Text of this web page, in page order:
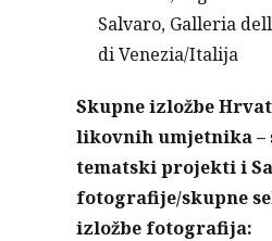
Salvaro, Galleria
di Venezia/Italija
Skupne izložbe
likovnih umjetnika
tematski projekti i
fotografije/skupne
izložbe fotografija: